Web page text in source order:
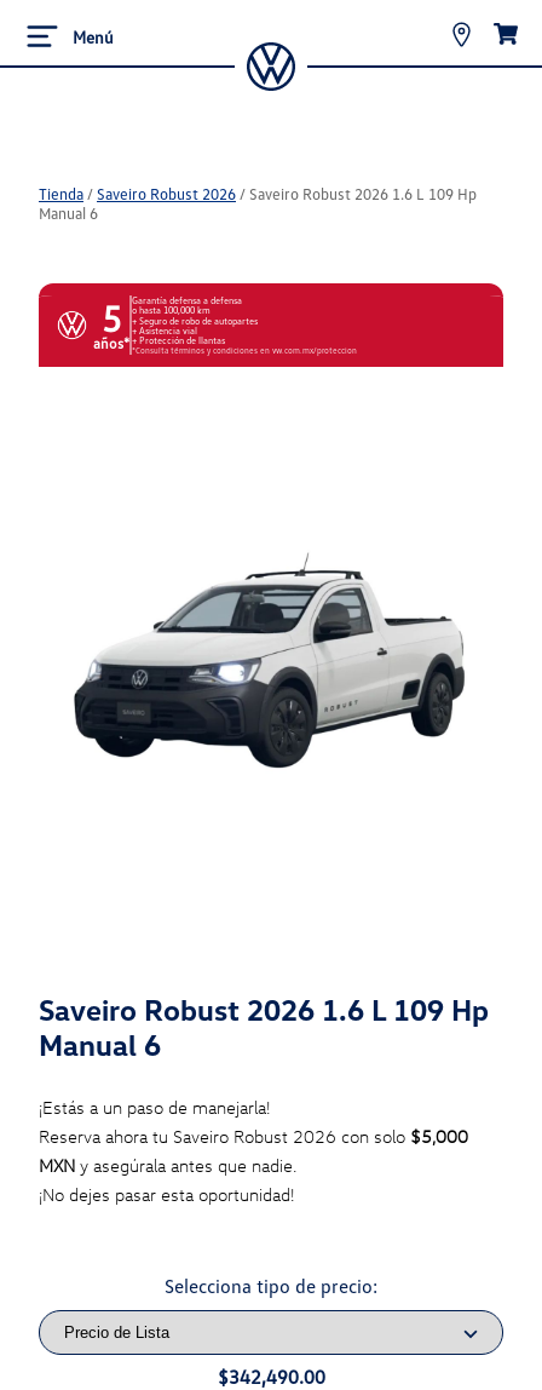
Menú
Tienda /Saveiro Robust 2026 / Saveiro Robust 2026 1.6 L 109 Hp
Manual 6
5
años*
Garantía defensa a defensa
o hasta 100,000 km
Seguro de robo de autopartes
Asistencia vial
Protección de llantas
*Consulta términos y condiciones en vw.com.mx/proteccion
Saveiro Robust 2026 1.6 L 109 Hp
Manual 6
¡Estás a un paso de manejarla!
Reserva ahora tu Saveiro Robust 2026 con solo $5,000
MXN y asegúrala antes que nadie.
¡No dejes pasar esta oportunidad!
Selecciona tipo de precio:
$342,490.00